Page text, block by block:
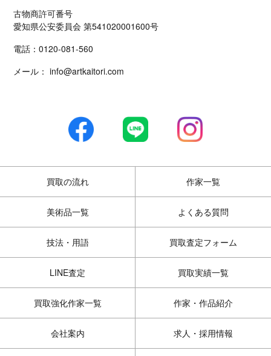
古物商許可番号
愛知県公安委員会 第541020001600号
電話：0120-081-560
メール： info@artkaitori.com
買取の流れ 作家一覧
美術品一覧 よくある質問
技法・用語 買取査定フォーム
LINE査定 買取実績一覧
買取強化作家一覧 作家・作品紹介
会社案内 求人・採用情報